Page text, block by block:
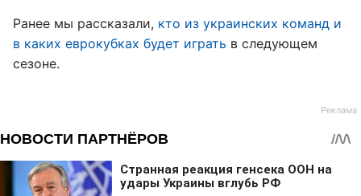
Ранее мы рассказали, кто из украинских команд и
в каких еврокубках будет играть в следующем
сезоне.